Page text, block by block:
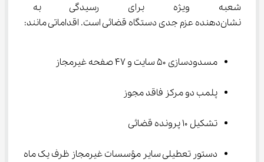
شعبه ویژه برای رسیدگی به
نشان‌دهنده عزم جدی دستگاه قضائی است. اقداماتی مانند:
مسدودسازی ۵۰ سایت و ۴۷ صفحه غیرمجاز
پلمب دو مرکز فاقد مجوز
تشکیل ۱۰ پرونده قضائی
دستور تعطیلی سایر مؤسسات غیرمجاز ظرف یک ماه